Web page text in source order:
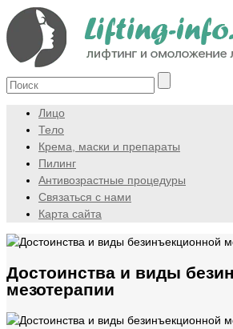
Лицо
Тело
Крема, маски и препараты
Пилинг
Антивозрастные процедуры
Связаться с нами
Карта сайта
Достоинства и виды
мезотерапии